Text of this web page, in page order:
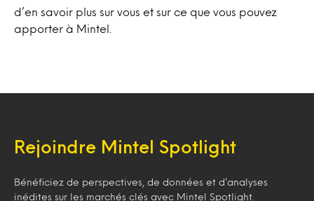
d’en savoir plus sur vous et sur ce que vous pouvez
apporter à Mintel.
Rejoindre Mintel Spotlight
Bénéficiez de perspectives, de données et d’analyses
inédites sur les marchés clés avec Mintel Spotlight.